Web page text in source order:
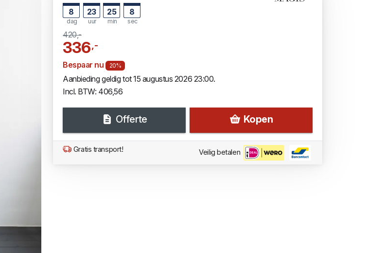
8
dag
23
uur
25
min
7
sec
420,-
336,-
Bespaar nu 20%
Aanbieding geldig tot 15 augustus 2026 23:00.
Incl. BTW: 406,56
Offerte Kopen
Gratis transport! Veilig betalen